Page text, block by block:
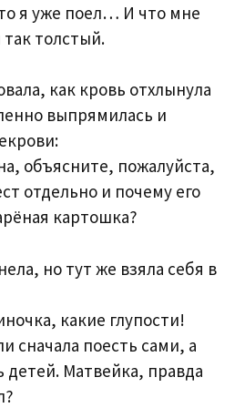
я уже поел… И что мне
толстый.
как кровь отхлынула
выпрямилась и
объясните, пожалуйста,
отдельно и почему его
картошка?
но тут же взяла себя в
какие глупости!
сначала поесть сами, а
Матвейка, правда